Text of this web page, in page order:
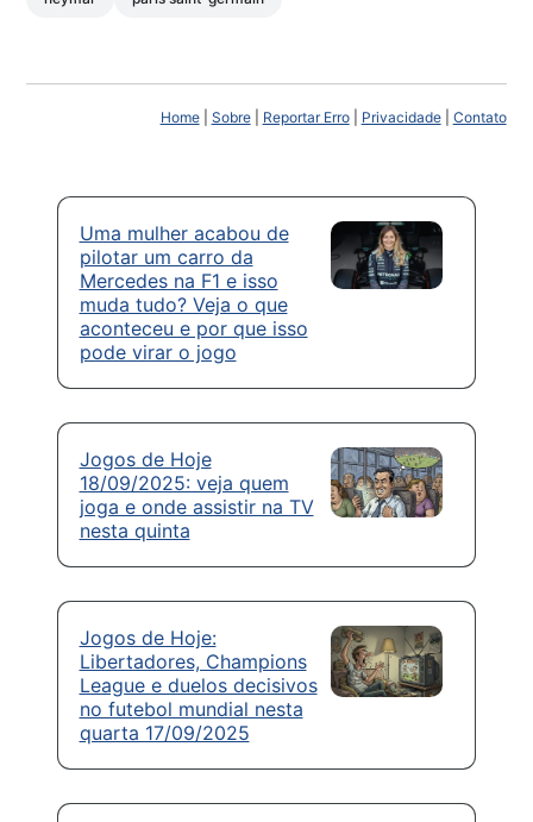
Home| Sobre| Reportar Erro| Privacidade| Contato
Uma mulher acabou de
pilotar um carro da
Mercedes na F1 e isso
muda tudo? Veja o que
aconteceu e por que isso
pode virar o jogo
Jogos de Hoje
18/09/2025: veja quem
joga e onde assistir na TV
nesta quinta
Jogos de Hoje:
Libertadores, Champions
League e duelos decisivos
no futebol mundial nesta
quarta 17/09/2025